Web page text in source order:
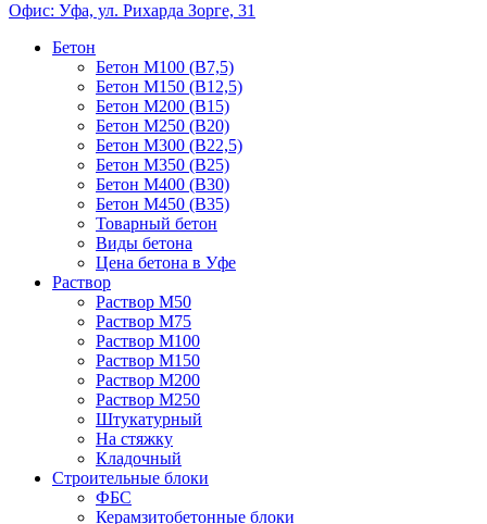
Офис: Уфа, ул. Рихарда Зорге, 31
Бетон
Бетон М100 (B7,5)
Бетон М150 (B12,5)
Бетон М200 (B15)
Бетон М250 (B20)
Бетон М300 (B22,5)
Бетон М350 (B25)
Бетон М400 (B30)
Бетон М450 (B35)
Товарный бетон
Виды бетона
Цена бетона в Уфе
Раствор
Раствор М50
Раствор М75
Раствор М100
Раствор М150
Раствор М200
Раствор М250
Штукатурный
На стяжку
Кладочный
Строительные блоки
ФБС
Керамзитобетонные блоки